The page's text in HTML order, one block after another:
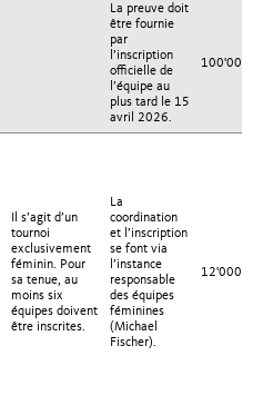
La preuve doit
être fournie
par
l’inscription
officielle de
l’équipe au
plus tard le 15
avril 2026.
Il s’agit d’un
tournoi
exclusivement
féminin. Pour
sa tenue, au
moins six
équipes doivent
être inscrites.
La
coordination
et l’inscription
se font via
l’instance
responsable
des équipes
féminines
(Michael
Fischer).